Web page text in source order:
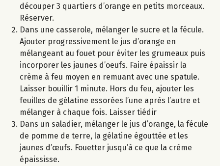
découper 3 quartiers d’orange en petits morceaux.
Réserver.
Dans une casserole, mélanger le sucre et la fécule.
Ajouter progressivement le jus d’orange en
mélangeant au fouet pour éviter les grumeaux puis
incorporer les jaunes d’oeufs. Faire épaissir la
crème à feu moyen en remuant avec une spatule.
Laisser bouillir 1 minute. Hors du feu, ajouter les
feuilles de gélatine essorées l’une après l’autre et
mélanger à chaque fois. Laisser tiédir
Dans un saladier, mélanger le jus d’orange, la fécule
de pomme de terre, la gélatine égouttée et les
jaunes d’œufs. Fouetter jusqu’à ce que la crème
épaississe.